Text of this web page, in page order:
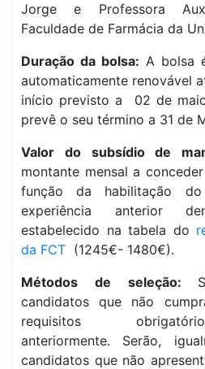
Jorge e Professora
Faculdade de Farmácia da
Duração da bolsa: A bolsa
automaticamente renovável
início previsto a 02 de
prevê o seu término a 31 de
Valor do subsídio de
montante mensal a
função da habilitação
experiência anterior
estabelecido na tabela do
da FCT (1245€- 1480€).
Métodos de seleção:
candidatos que não
requisitos
anteriormente. Serão,
candidatos que não